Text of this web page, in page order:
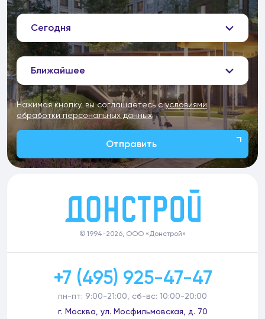
Сегодня
Ближайшее
Нажимая кнопку, вы соглашаетесь сусловиями
обработки персональных данных
Отправить
© 1994-2026, ООО «Донстрой»
+7 (495) 925-47-47
пн-пт: 9:00-21:00, сб-вс: 10:00-20:00
г. Москва, ул. Мосфильмовская, д. 70